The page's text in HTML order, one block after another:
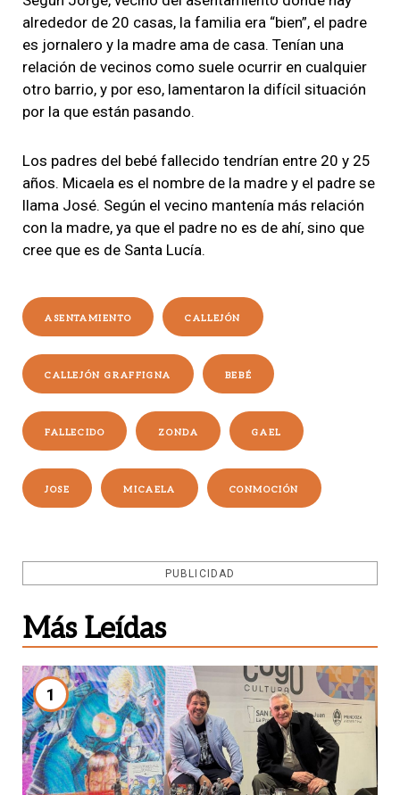
alrededor de 20 casas, la familia era “bien”, el padre
es jornalero y la madre ama de casa. Tenían una
relación de vecinos como suele ocurrir en cualquier
otro barrio, y por eso, lamentaron la difícil situación
por la que están pasando.
Los padres del bebé fallecido tendrían entre 20 y 25
años. Micaela es el nombre de la madre y el padre se
llama José. Según el vecino mantenía más relación
con la madre, ya que el padre no es de ahí, sino que
cree que es de Santa Lucía.
ASENTAMIENTO CALLEJÓN
CALLEJÓN GRAFFIGNA BEBÉ
FALLECIDO ZONDA GAEL
JOSE MICAELA CONMOCIÓN
PUBLICIDAD
Más Leídas
1